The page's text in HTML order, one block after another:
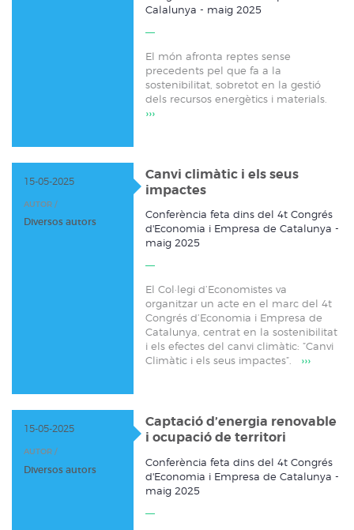
Calalunya - maig 2025
El món afronta reptes sense
precedents pel que fa a la
sostenibilitat, sobretot en la gestió
dels recursos energètics i materials.
›››
15-05-2025
AUTOR /
Diversos autors
Canvi climàtic i els seus
impactes
Conferència feta dins del 4t Congrés
d'Economia i Empresa de Catalunya -
maig 2025
El Col·legi d’Economistes va
organitzar un acte en el marc del 4t
Congrés d’Economia i Empresa de
Catalunya, centrat en la sostenibilitat
i els efectes del canvi climàtic: ”Canvi
Climàtic i els seus impactes”. ›››
15-05-2025
AUTOR /
Diversos autors
Captació d’energia renovable
i ocupació de territori
Conferència feta dins del 4t Congrés
d'Economia i Empresa de Catalunya -
maig 2025